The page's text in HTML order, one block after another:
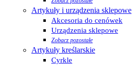
Artykuły i urządzenia sklepowe
Akcesoria do cenówek
Urządzenia sklepowe
Zobacz pozostałe
Artykuły kreślarskie
Cyrkle